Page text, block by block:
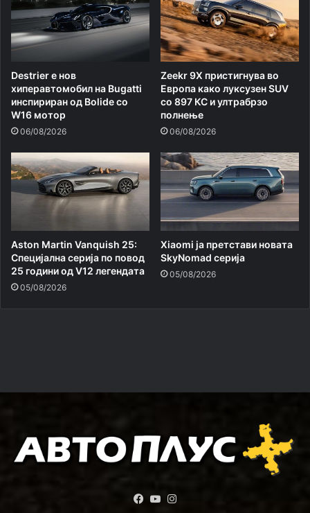
Destrier е нов
хиперавтомобил на Bugatti
инспириран од Bolide со
W16 мотор
06/08/2026
Zeekr 9X пристигнува во
Европа како луксузен SUV
со 897 КС и ултрабрзо
полнење
06/08/2026
Aston Martin Vanquish 25:
Специјална серија по повод
25 години од V12 легендата
05/08/2026
Xiaomi ja претстави новата
SkyNomad серија
05/08/2026
Facebook
YouTube